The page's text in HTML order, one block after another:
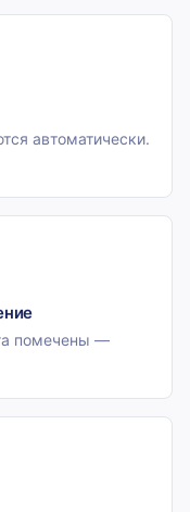
автоматически.
помечены —